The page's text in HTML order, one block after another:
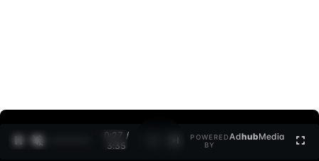
0:28 /
3:35
POWERED
BY
AdhubMedia